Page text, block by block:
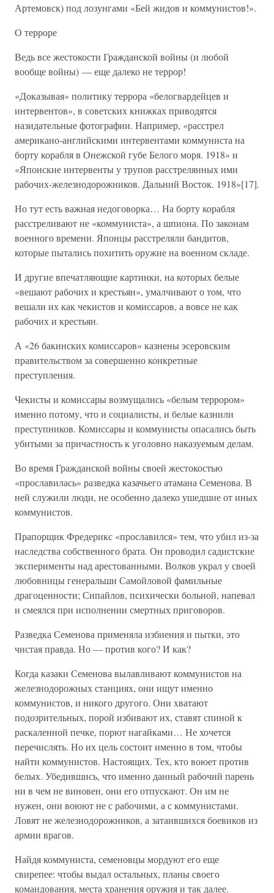
Артемовск) под лозунгами «Бей жидов и коммунистов!».
О терроре
Ведь все жестокости Гражданской войны (и любой
вообще войны) — еще далеко не террор!
«Доказывая» политику террора «белогвардейцев и
интервентов», в советских книжках приводятся
назидательные фотографии. Например, «расстрел
американо-английскими интервентами коммуниста на
борту корабля в Онежской губе Белого моря. 1918» и
«Японские интервенты у трупов расстрелянных ими
рабочих-железнодорожников. Дальний Восток. 1918»[17].
Но тут есть важная недоговорка… На борту корабля
расстреливают не «коммуниста», а шпиона. По законам
военного времени. Японцы расстреляли бандитов,
которые пытались похитить оружие на военном складе.
И другие впечатляющие картинки, на которых белые
«вешают рабочих и крестьян», умалчивают о том, что
вешали их как чекистов и комиссаров, а вовсе не как
рабочих и крестьян.
А «26 бакинских комиссаров» казнены эсеровским
правительством за совершенно конкретные
преступления.
Чекисты и комиссары возмущались «белым террором»
именно потому, что и социалисты, и белые казнили
преступников. Комиссары и коммунисты опасались быть
убитыми за причастность к уголовно наказуемым делам.
Во время Гражданской войны своей жестокостью
«прославилась» разведка казачьего атамана Семенова. В
ней служили люди, не особенно далеко ушедшие от иных
коммунистов.
Прапорщик Фредерикс «прославился» тем, что убил из-за
наследства собственного брата. Он проводил садистские
эксперименты над арестованными. Волков украл у своей
любовницы генеральши Самойловой фамильные
драгоценности; Сипайлов, психически больной, напевал
и смеялся при исполнении смертных приговоров.
Разведка Семенова применяла избиения и пытки, это
чистая правда. Но — против кого? И как?
Когда казаки Семенова вылавливают коммунистов на
железнодорожных станциях, они ищут именно
коммунистов, и никого другого. Они хватают
подозрительных, порой избивают их, ставят спиной к
раскаленной печке, порют нагайками… Не хочется
перечислять. Но их цель состоит именно в том, чтобы
найти коммунистов. Настоящих. Тех, кто воюет против
белых. Убедившись, что именно данный рабочий парень
ни в чем не виновен, они его отпускают. Он им не
нужен, они воюют не с рабочими, а с коммунистами.
Ловят не железнодорожников, а затаившихся боевиков из
армии врагов.
Найдя коммуниста, семеновцы мордуют его еще
свирепее: чтобы выдал остальных, планы своего
командования, места хранения оружия и так далее.